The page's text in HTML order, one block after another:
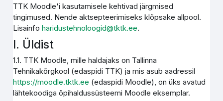
TTK Moodle'i kasutamisele kehtivad järgmised
tingimused. Nende aktsepteerimiseks klõpsake allpool.
Lisainfoharidustehnoloogid@tktk.ee.
I. Üldist
1.1. TTK Moodle, mille haldajaks on Tallinna
Tehnikakõrgkool (edaspidi TTK) ja mis asub aadressil
https://moodle.tktk.ee (edaspidi Moodle), on üks avatud
lähtekoodiga õpihaldussüsteemi Moodle eksemplar.